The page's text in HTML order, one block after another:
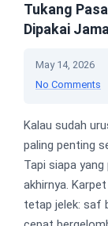
Tukang
Dipakai
May 14, 2026
No Comments
Kalau sudah
paling penting
Tapi siapa
akhirnya.
tetap jelek: saf